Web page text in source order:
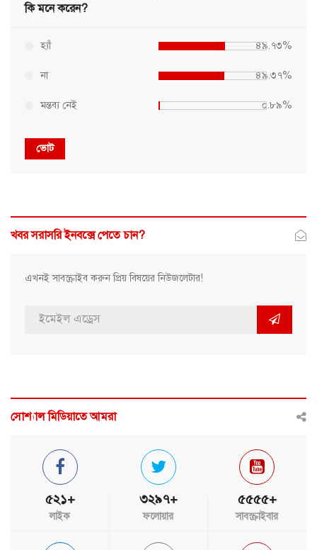
কি মনে করেন?
হ্যাঁ ৪৯.৭৩%
না ৪৯.৩৭%
মন্তব্য নেই ০.৮৯%
ভোট
খবর সরাসরি ইনবক্সে পেতে চান?
এখনই সাবস্ক্রাইব করুন প্রিয় বিষয়ের নিউজলেটার!
সোশ্যাল মিডিয়াতে আমরা
৫২১+
লাইক
৩২৯৭+
ফলোয়ার
৫৫৫৫+
সাবস্ক্রাইবার